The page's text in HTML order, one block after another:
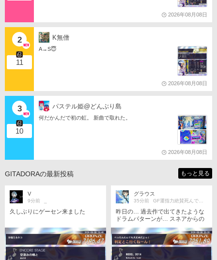
2026年08月08日
2
11
K無僧
A→S😇
2026年08月08日
3
10
パステル姫@どんぶり島
何だかんだで初の虹。 新曲で取れた。
2026年08月08日
GITADORAの最新投稿 もっと見る
V
9分前
久しぶりにゲーセン来ました
グラウス
35分前 GF運指力絶賛死んでる…😇😇
昨日の… 過去作で出てきたような
ドラムパターンが… スネアからの
ハイハットは地味にムズい… それ
以外はなんか楽しい譜面してるな
🤔